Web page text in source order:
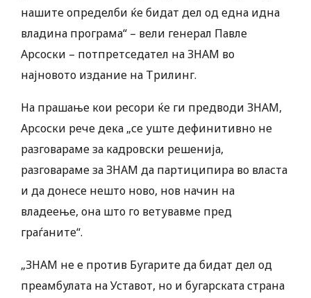
нашите определби ќе бидат дел од една идна
владина програма“ – вели генерал Павле
Арсоски – потпретседател на ЗНАМ во
најновото издание на Трилинг.
На прашање кои ресори ќе ги предводи ЗНАМ,
Арсоски рече дека „се уште дефинитивно не
разговараме за кадровски решенија,
разговараме за ЗНАМ да партиципира во власта
и да донесе нешто ново, нов начин на
владеење, она што го ветувавме пред
граѓаните“.
„ЗНАМ не е против Бугарите да бидат дел од
преамбулата на Уставот, но и бугарската страна